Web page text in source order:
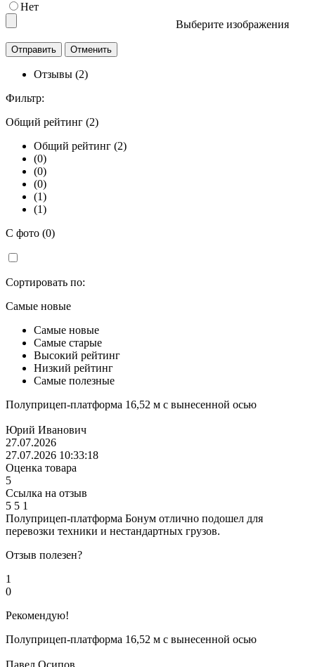
Нет
Выберите изображения
Отзывы (2)
Фильтр:
Общий рейтинг (2)
Общий рейтинг (2)
(0)
(0)
(0)
(1)
(1)
С фото (0)
Сортировать по:
Самые новые
Самые новые
Самые старые
Высокий рейтинг
Низкий рейтинг
Самые полезные
Полуприцеп-платформа 16,52 м с вынесенной осью
Юрий Иванович
27.07.2026
27.07.2026 10:33:18
Оценка товара
5
Ссылка на отзыв
5 5 1
Полуприцеп-платформа Бонум отлично подошел для
перевозки техники и нестандартных грузов.
Отзыв полезен?
1
0
Рекомендую!
Полуприцеп-платформа 16,52 м с вынесенной осью